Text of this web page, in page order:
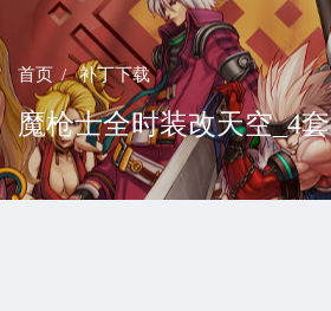
首页 补丁下载
魔枪士全时装改天空_4套